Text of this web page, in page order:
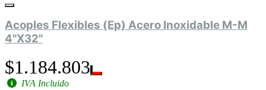
Acoples Flexibles (Ep) Acero Inoxidable M-M
4"X32"
$1.184.803
IVA Incluido